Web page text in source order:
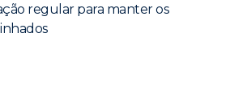
regular para manter os